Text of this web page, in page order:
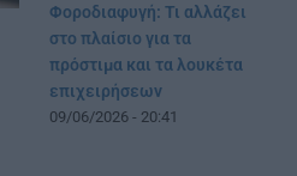
Φοροδιαφυγή: Τι αλλάζει
στο πλαίσιο για τα
πρόστιμα και τα λουκέτα
επιχειρήσεων
09/06/2026 - 20:41